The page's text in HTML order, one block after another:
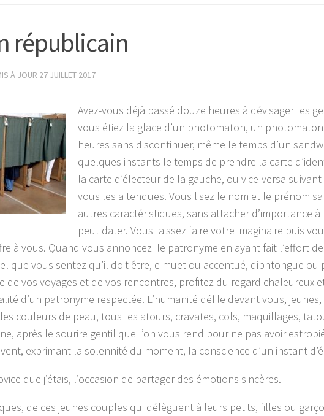
républicain
À JOUR 27 JUILLET 2017
Avez-vous déjà passé douze heures à dévisager les
vous étiez la glace d’un photomaton, un
heures sans discontinuer, même le temps d’un
quelques instants le temps de prendre la carte
la carte d’électeur de la gauche, ou vice-versa
vous les a tendues. Vous lisez le nom et le prénom
autres caractéristiques, sans attacher d’importance
peut dater. Vous laissez faire votre imaginaire puis
à vous. Quand vous annoncez le patronyme en ayant fait l’effort
que vous sentez qu’il doit être, e muet ou accentué, diphtongue ou
de vos voyages et de vos rencontres, profitez du regard chaleureux
d’un patronyme respectée. L’humanité défile devant vous,
couleurs de peau, tous les atours, cravates, cols, maquillages,
après le sourire gentil que l’on vous rend pour ne pas avoir
exprimant la solennité du moment, la conscience d’un instant
que j’étais, l’occasion de partager des émotions sincères.
de ces jeunes couples qui délèguent à leurs petits, filles ou